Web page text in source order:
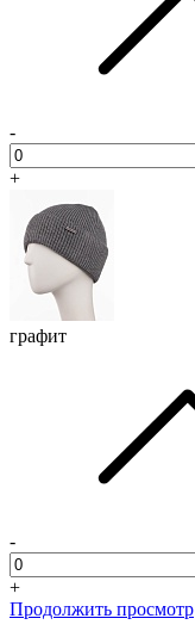
-
+
графит
-
+
Продолжить просмотр